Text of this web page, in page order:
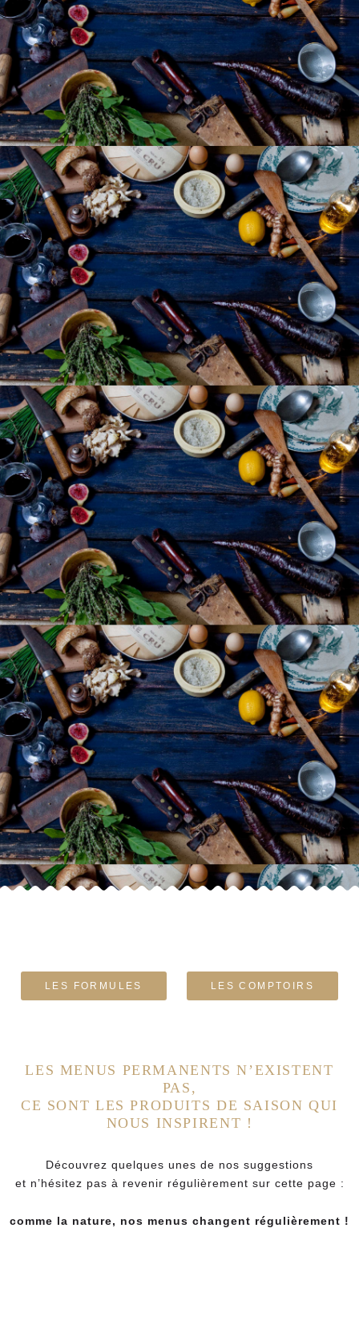
LES FORMULES LES COMPTOIRS
LES MENUS PERMANENTS N’EXISTENT
PAS,
CE SONT LES PRODUITS DE SAISON QUI
NOUS INSPIRENT !
Découvrez quelques unes de nos suggestions
et n’hésitez pas à revenir régulièrement sur cette page :
comme la nature, nos menus changent régulièrement !